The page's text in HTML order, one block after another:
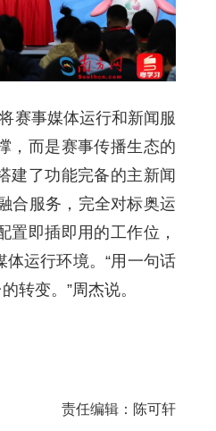
赛事媒体运行和新闻服
，而是赛事传播生态的
建了功能完备的主新闻
合服务，完全对标奥运
即插即用的工作位，
运行环境。“用一句话
转变。”周杰说。
责任编辑：陈可轩